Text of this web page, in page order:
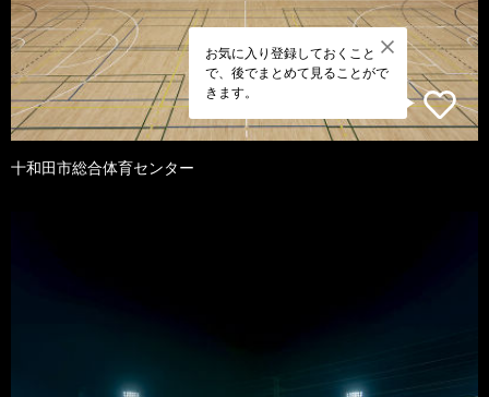
お気に入り登録しておくこと
で、後でまとめて見ることがで
きます。
十和田市総合体育センター